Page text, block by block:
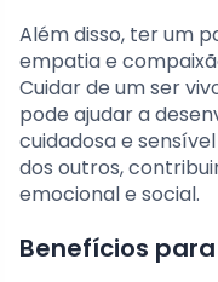
Além disso, ter um
empatia e
Cuidar de um ser
pode ajudar a
cuidadosa e
dos outros,
emocional e social.
Benefícios